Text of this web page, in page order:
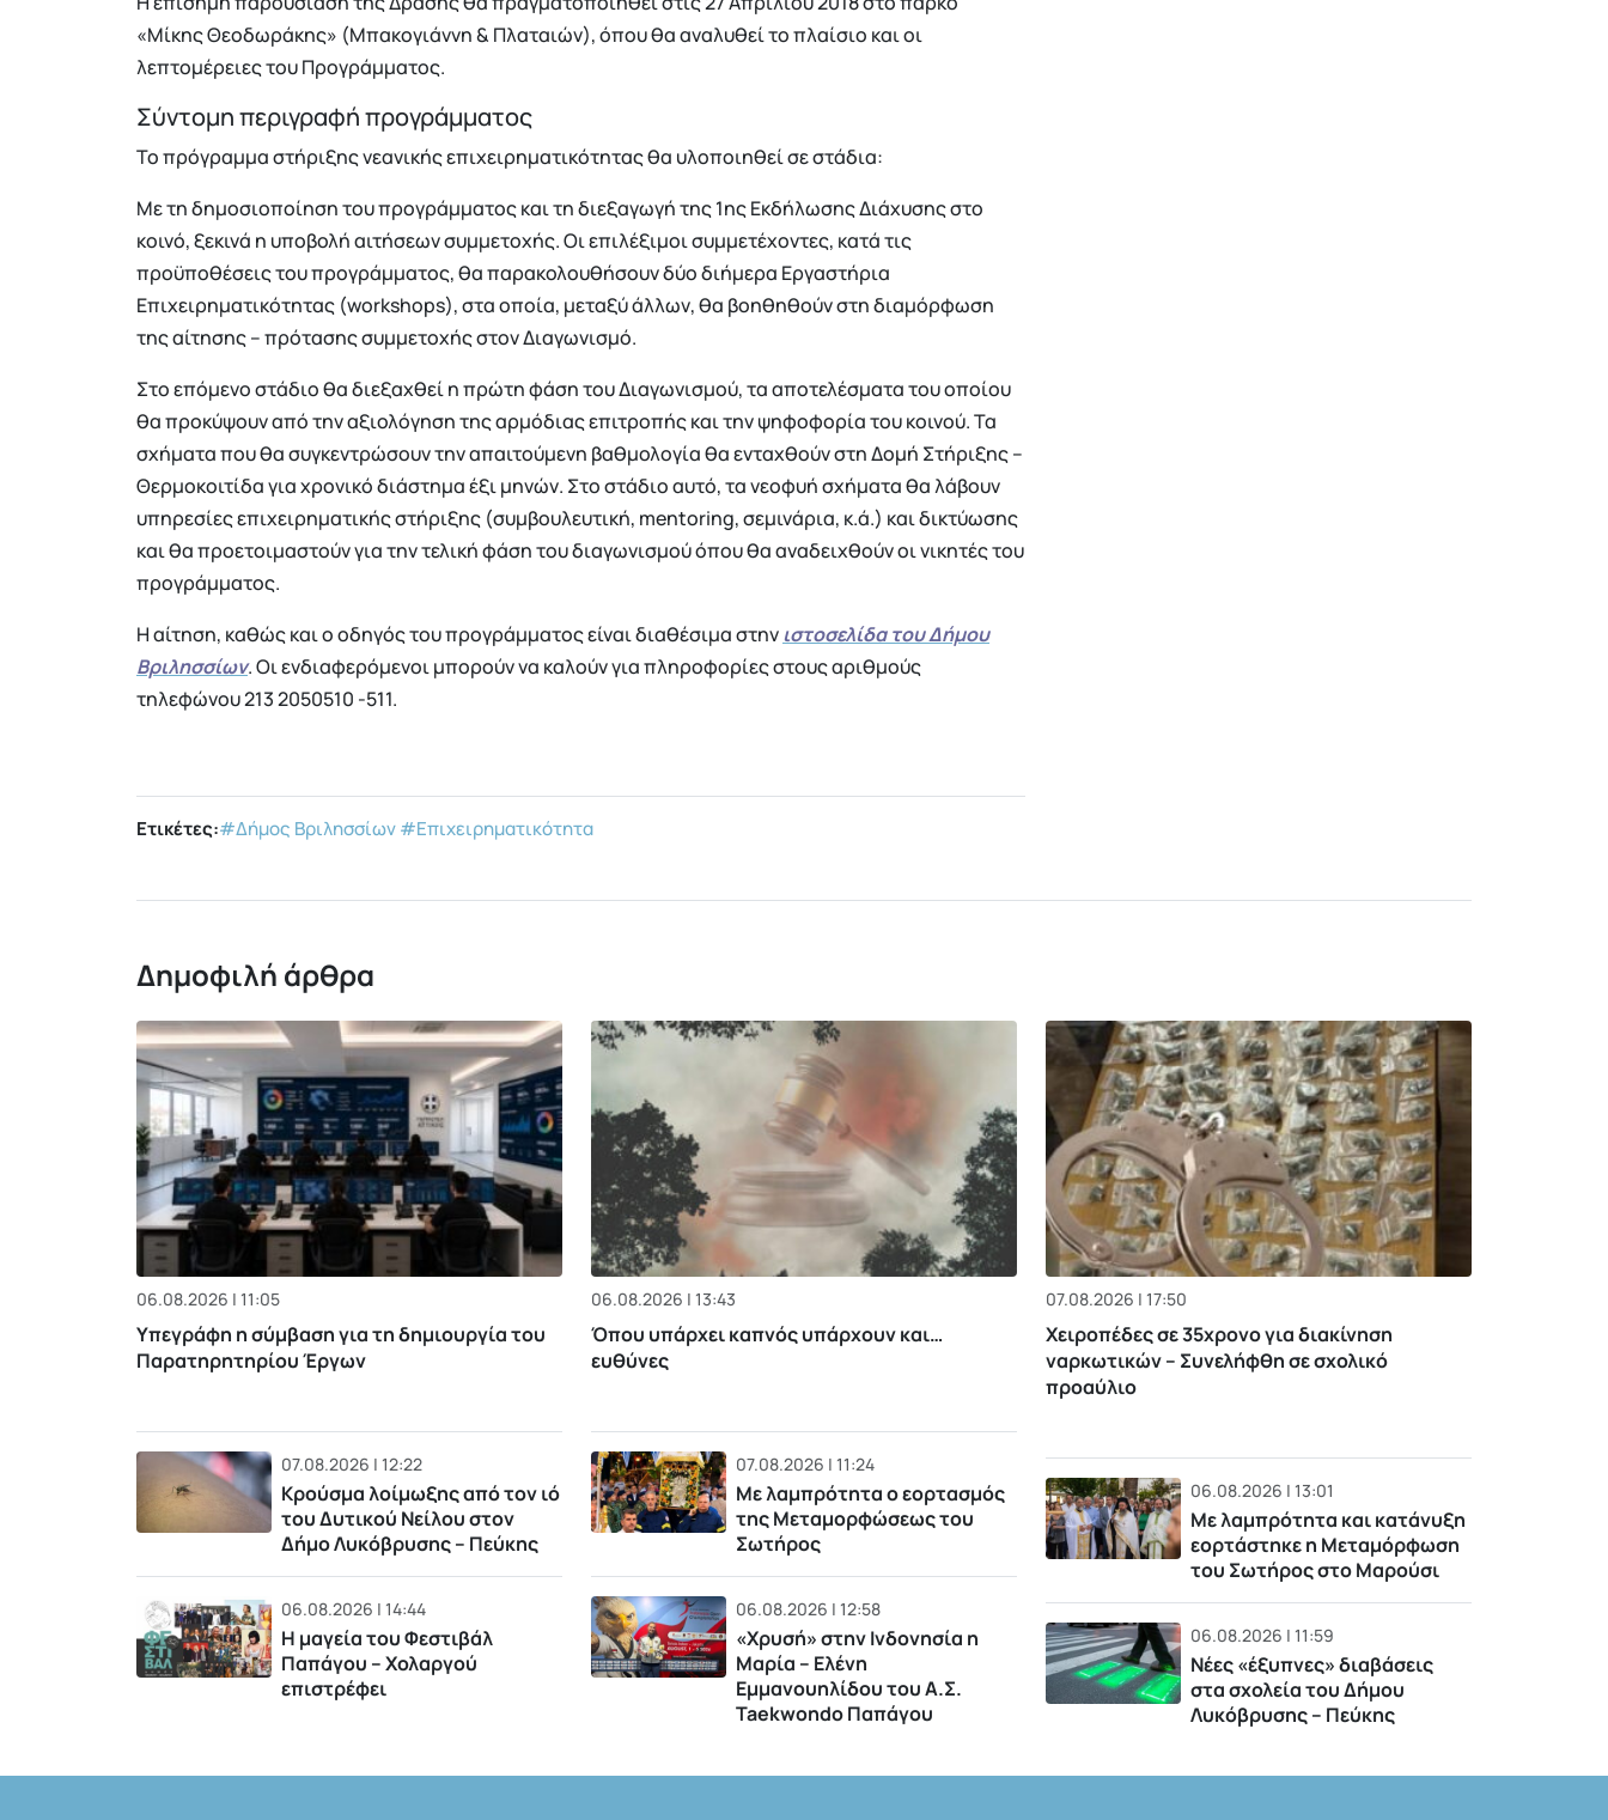
«Μίκης Θεοδωράκης» (Μπακογιάννη & Πλαταιών), όπου θα αναλυθεί το πλαίσιο και οι
λεπτομέρειες του Προγράμματος.
Σύντομη περιγραφή προγράμματος
Το πρόγραμμα στήριξης νεανικής επιχειρηματικότητας θα υλοποιηθεί σε στάδια:
Με τη δημοσιοποίηση του προγράμματος και τη διεξαγωγή της 1ης Εκδήλωσης Διάχυσης στο
κοινό, ξεκινά η υποβολή αιτήσεων συμμετοχής. Οι επιλέξιμοι συμμετέχοντες, κατά τις
προϋποθέσεις του προγράμματος, θα παρακολουθήσουν δύο διήμερα Εργαστήρια
Επιχειρηματικότητας (workshops), στα οποία, μεταξύ άλλων, θα βοηθηθούν στη διαμόρφωση
της αίτησης – πρότασης συμμετοχής στον Διαγωνισμό.
Στο επόμενο στάδιο θα διεξαχθεί η πρώτη φάση του Διαγωνισμού, τα αποτελέσματα του οποίου
θα προκύψουν από την αξιολόγηση της αρμόδιας επιτροπής και την ψηφοφορία του κοινού. Τα
σχήματα που θα συγκεντρώσουν την απαιτούμενη βαθμολογία θα ενταχθούν στη Δομή Στήριξης –
Θερμοκοιτίδα για χρονικό διάστημα έξι μηνών. Στο στάδιο αυτό, τα νεοφυή σχήματα θα λάβουν
υπηρεσίες επιχειρηματικής στήριξης (συμβουλευτική, mentoring, σεμινάρια, κ.ά.) και δικτύωσης
και θα προετοιμαστούν για την τελική φάση του διαγωνισμού όπου θα αναδειχθούν οι νικητές του
προγράμματος.
Η αίτηση, καθώς και ο οδηγός του προγράμματος είναι διαθέσιμα στηνιστοσελίδα του Δήμου
Βριλησσίων. Οι ενδιαφερόμενοι μπορούν να καλούν για πληροφορίες στους αριθμούς
τηλεφώνου 213 2050510 -511.
Ετικέτες:#Δήμος Βριλησσίων#Επιχειρηματικότητα
Δημοφιλή άρθρα
06.08.2026 | 11:05
Υπεγράφη η σύμβαση για τη δημιουργία του
Παρατηρητηρίου Έργων
07.08.2026 | 12:22
Κρούσμα λοίμωξης από τον ιό
του Δυτικού Νείλου στον
Δήμο Λυκόβρυσης – Πεύκης
06.08.2026 | 14:44
Η μαγεία του Φεστιβάλ
Παπάγου – Χολαργού
επιστρέφει
06.08.2026 | 13:43
Όπου υπάρχει καπνός υπάρχουν και…
ευθύνες
07.08.2026 | 11:24
Με λαμπρότητα ο εορτασμός
της Μεταμορφώσεως του
Σωτήρος
06.08.2026 | 12:58
«Χρυσή» στην Ινδονησία η
Μαρία – Ελένη
Εμμανουηλίδου του Α.Σ.
Taekwondo Παπάγου
07.08.2026 | 17:50
Χειροπέδες σε 35χρονο για διακίνηση
ναρκωτικών – Συνελήφθη σε σχολικό
προαύλιο
06.08.2026 | 13:01
Με λαμπρότητα και κατάνυξη
εορτάστηκε η Μεταμόρφωση
του Σωτήρος στο Μαρούσι
06.08.2026 | 11:59
Νέες «έξυπνες» διαβάσεις
στα σχολεία του Δήμου
Λυκόβρυσης – Πεύκης